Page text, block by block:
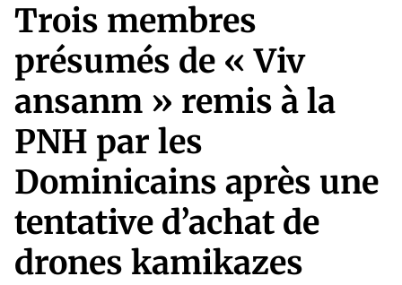
Trois membres
présumés de « Viv
ansanm » remis à la
PNH par les
Dominicains après une
tentative d’achat de
drones kamikazes